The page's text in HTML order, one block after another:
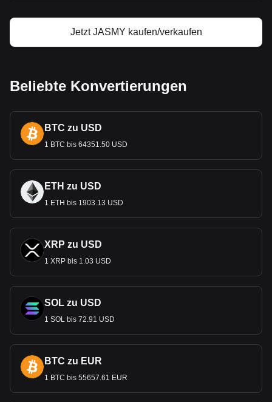
Jetzt JASMY kaufen/verkaufen
Beliebte Konvertierungen
BTC zu USD
1 BTC bis 64351.50 USD
ETH zu USD
1 ETH bis 1903.13 USD
XRP zu USD
1 XRP bis 1.03 USD
SOL zu USD
1 SOL bis 72.91 USD
BTC zu EUR
1 BTC bis 55657.61 EUR